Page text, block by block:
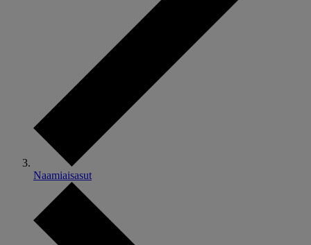
Naamiaisasut